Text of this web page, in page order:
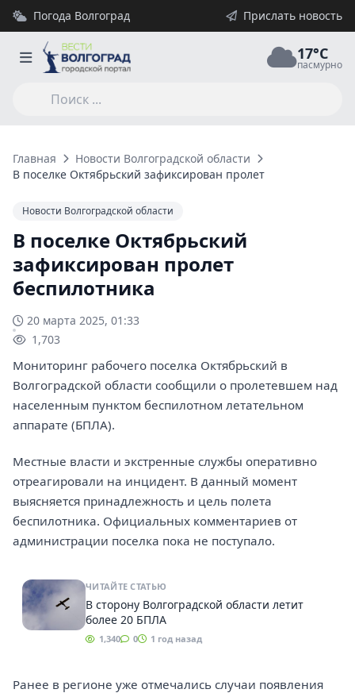
Погода Волгоград Прислать новость
17°C
пасмурно
Главная
Новости Волгоградской области
В поселке Октябрьский зафиксирован пролет беспилотника
Новости Волгоградской области
В поселке Октябрьский
зафиксирован пролет
беспилотника
20 марта 2025, 01:33
1,703
Мониторинг рабочего поселка Октябрьский в
Волгоградской области сообщили о пролетевшем над
населенным пунктом беспилотном летательном
аппарате (БПЛА).
Местные власти и экстренные службы оперативно
отреагировали на инцидент. В данный момент
выясняется принадлежность и цель полета
беспилотника. Официальных комментариев от
администрации поселка пока не поступало.
ЧИТАЙТЕ СТАТЬЮ
В сторону Волгоградской области летит
более 20 БПЛА
1,340 0 1 год назад
Ранее в регионе уже отмечались случаи появления